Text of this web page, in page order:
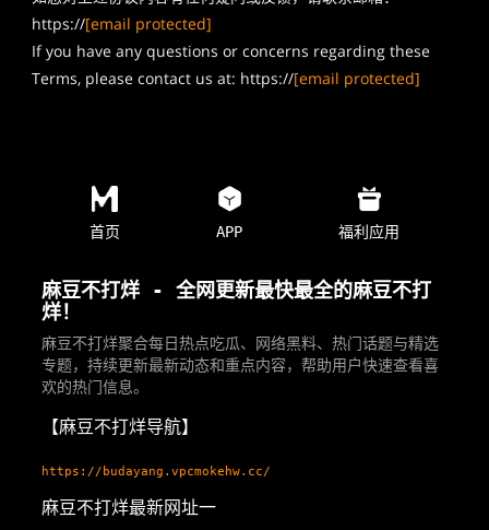
https://[email protected]
If you have any questions or concerns regarding these
Terms, please contact us at: https://[email protected]
首页 APP 福利应用
麻豆不打烊 - 全网更新最快最全的麻豆不打
烊！
麻豆不打烊聚合每日热点吃瓜、网络黑料、热门话题与精选
专题，持续更新最新动态和重点内容，帮助用户快速查看喜
欢的热门信息。
【麻豆不打烊导航】
https://budayang.vpcmokehw.cc/
麻豆不打烊最新网址一